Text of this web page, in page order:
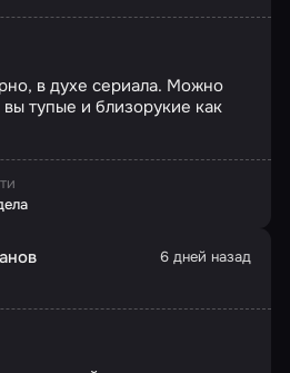
в духе сериала. Можно
вы тупые и близорукие как
6 дней назад